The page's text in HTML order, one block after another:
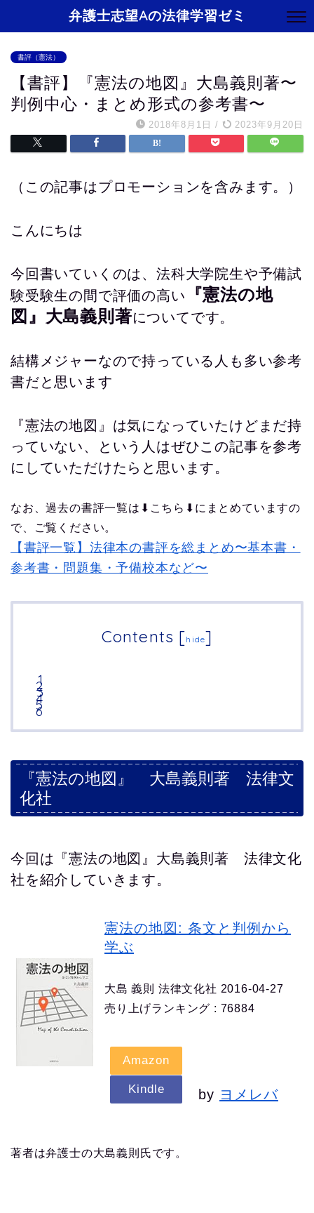
弁護士志望Aの法律学習ゼミ
書評（憲法）
【書評】『憲法の地図』大島義則著〜
判例中心・まとめ形式の参考書〜
2018年8月1日 / 2023年9月20日
（この記事はプロモーションを含みます。）
こんにちは
今回書いていくのは、法科大学院生や予備試
験受験生の間で評価の高い
『憲法の地
図』大島義則著についてです。
結構メジャーなので持っている人も多い参考
書だと思います
『憲法の地図』は気になっていたけどまだ持
っていない、という人はぜひこの記事を参考
にしていただけたらと思います。
なお、過去の書評一覧は⬇︎こちら⬇︎にまとめていますの
で、ご覧ください。
【書評一覧】法律本の書評を総まとめ〜基本書・
参考書・問題集・予備校本など〜
Contents [hide]
『憲法の地図』 大島義則著 法律文
化社
今回は『憲法の地図』大島義則著 法律文化
社を紹介していきます。
憲法の地図: 条文と判例から
学ぶ
大島 義則 法律文化社 2016-04-27
売り上げランキング : 76884
Amazon
Kindle by ヨメレバ
著者は弁護士の大島義則氏です。